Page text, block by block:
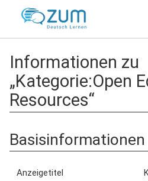
Informationen zu
„Kategorie:Open
Resources“
Basisinformationen
Anzeigetitel